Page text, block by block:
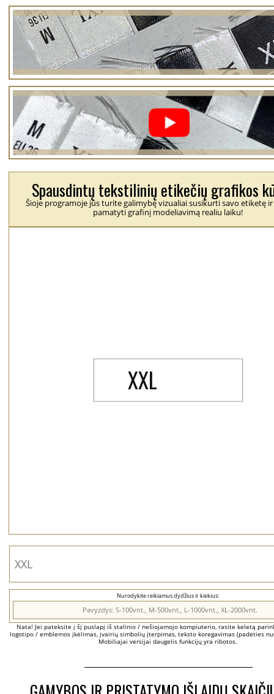
Spausdintų tekstilinių etikečių grafikos
Šioje programoje jūs turite galimybę vizualiai susikurti savo etiketę
pamatyti grafinį modeliavimą realiu laiku!
Nurodykite reikiamus dydžius ir kiekius:
Nata! Jei pateksite į šį puslapį iš stalinio / nešiojamojo kompiuterio, rasite keletą
logotipo / emblemos įkėlimas, įvairių simbolių įterpimas, teksto koregavimas (padėties
Mobiliajai versijai daugelis funkcijų yra ribotos.